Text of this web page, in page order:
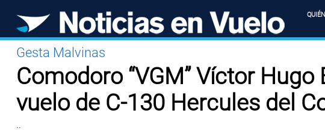
Gesta Malvinas
Comodoro “VGM” Víctor
vuelo de C-130 Hercules del
..